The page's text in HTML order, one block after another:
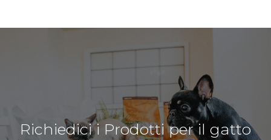
Richiedici i Prodotti per il gatto